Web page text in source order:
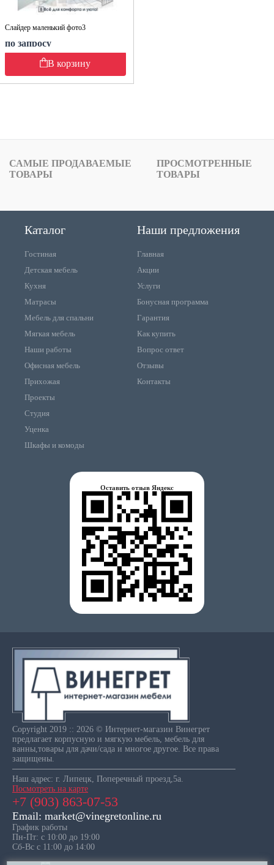
Слайдер маленький фото3
по запросу
В корзину
САМЫЕ ПРОДАВАЕМЫЕ
ТОВАРЫ
ПРОСМОТРЕННЫЕ
ТОВАРЫ
Каталог
Гостиная
Детская мебель
Кухня
Матрасы
Мебель для спальни
Мягкая мебель
Наши работы
Офисная мебель
Прихожая
Проекты
Студия
Уценка
Шкафы и комоды
Наши предложения
Главная
Акции
Услуги
Бонусная программа
Гарантия
Как купить
Вопрос ответ
Отзывы
Контакты
Оставить отзыв Яндекс
Copyright 2019 :: 2026 © Интернет-магазин Винегрет
предлагает корпусную и мягкую мебель, мебель для
ванны,товары для дачи/сада и многое другое. Все права
защищены.
Наш адрес: г. Липецк, Поперечный проезд,5а.
Посмотреть на карте
+7 (903) 863-07-53
Email: market@vinegretonline.ru
График работы
Пн-Пт: с 10:00 до 19:00
Сб-Вс с 11:00 до 14:00